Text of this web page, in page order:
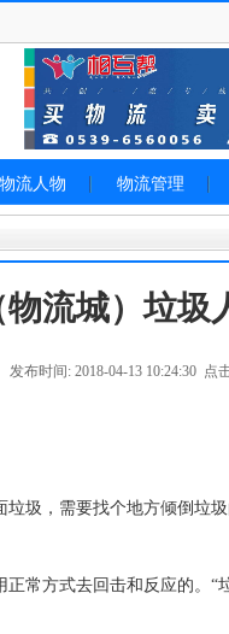
物流人物 物流管理
物流城）垃圾
发布时间: 2018-04-13 10:24:30 点
圾，需要找个地方倾倒垃圾
常方式去回击和反应的。“